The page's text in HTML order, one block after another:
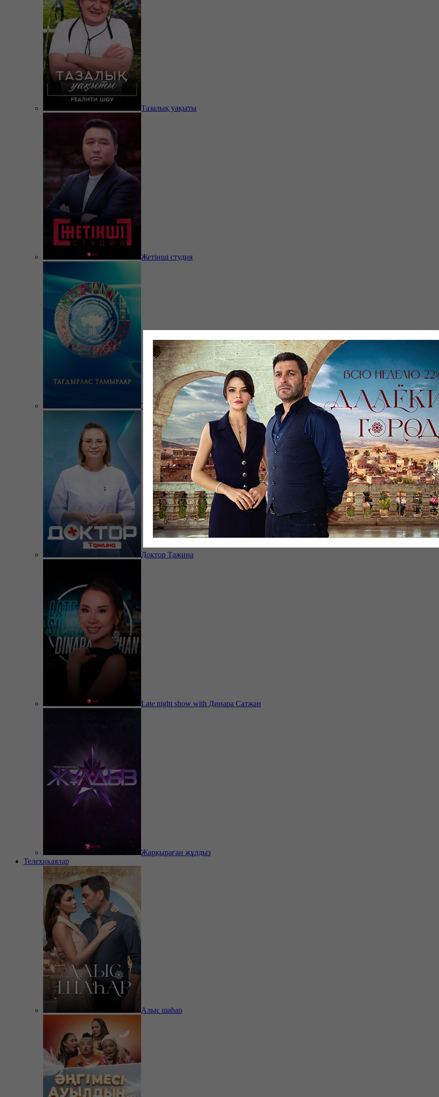
Тазалық уақыты
Жетінші студия
Тағдырлас тамырлар
Доктор Тажина
Late night show with Динара Сатжан
Жарқыраған жұлдыз
Телехикаялар
Алыс шаһар